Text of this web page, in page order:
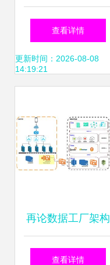
能AI企业实现数据
驱动下的快速产品
查看详情
更新时间：2026-08-08
14:19:21
再论数据工厂架构
升级 构建高效、弹
查看详情